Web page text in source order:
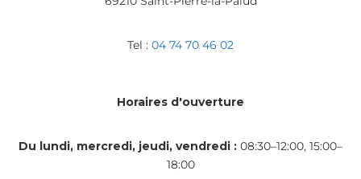
Tel : 04 74 70 46 02
Horaires d'ouverture
Du lundi, mercredi, jeudi, vendredi : 08:30–12:00, 15:00–
18:00